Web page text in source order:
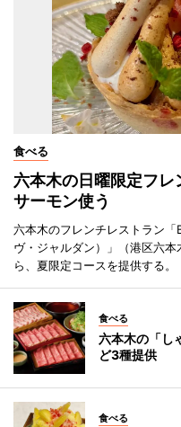
食べる
六本木の日曜限定フ
サーモン使う
六本木のフレンチレストラン
ヴ・ジャルダン）」（港区六
ら、夏限定コースを提供する。
食べる
六本木の「し
ど3種提供
食べる